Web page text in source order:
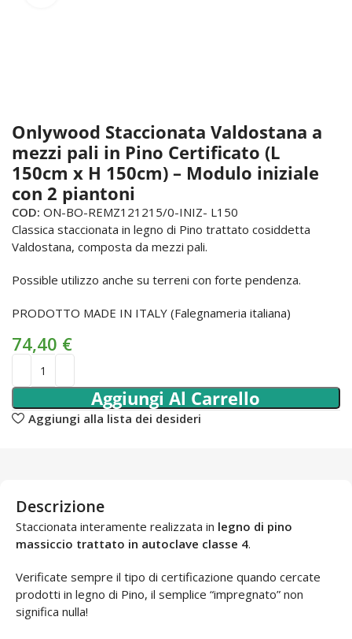
Onlywood Staccionata Valdostana a
mezzi pali in Pino Certificato (L
150cm x H 150cm) – Modulo iniziale
con 2 piantoni
COD: ON-BO-REMZ121215/0-INIZ- L150
Classica staccionata in legno di Pino trattato cosiddetta
Valdostana, composta da mezzi pali.
Possible utilizzo anche su terreni con forte pendenza.
PRODOTTO MADE IN ITALY (Falegnameria italiana)
74,40 €
Aggiungi Al Carrello
Aggiungi alla lista dei desideri
Descrizione
Staccionata interamente realizzata in legno di pino
massiccio trattato in autoclave classe 4.
Verificate sempre il tipo di certificazione quando cercate
prodotti in legno di Pino, il semplice “impregnato” non
significa nulla!